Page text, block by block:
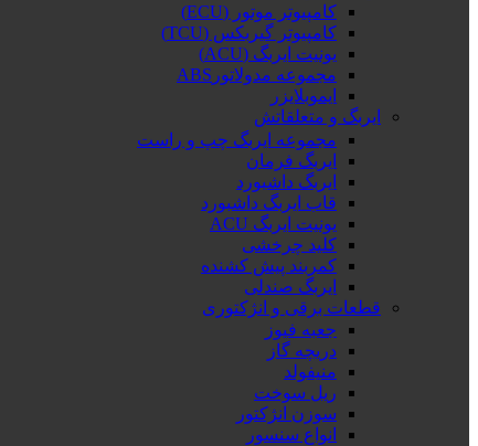
کامپیوتر موتور (ECU)
کامپیوتر گیربکس (TCU)
یونیت ایربگ (ACU)
مجموعه مدولاتورABS
ایموبلایزر
ایربگ و متعلقاتش
مجموعه ایربگ چپ و راست
ایربگ فرمان
ایربگ داشبورد
قاب ایربگ داشبورد
یونیت ایربگ ACU
کلید چرخشی
کمربند پیش کشنده
ایربگ صندلی
قطعات برقی و انژکتوری
جعبه فیوز
دریچه گاز
منیفولد
ریل سوخت
سوزن انژکتور
انواع سنسور